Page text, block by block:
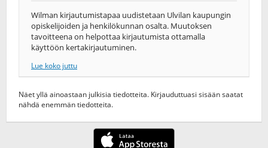
Wilman kirjautumistapaa uudistetaan Ulvilan kaupungin
opiskelijoiden ja henkilökunnan osalta. Muutoksen
tavoitteena on helpottaa kirjautumista ottamalla
käyttöön kertakirjautuminen.
Lue koko juttu
Näet yllä ainoastaan julkisia tiedotteita. Kirjauduttuasi sisään saatat
nähdä enemmän tiedotteita.